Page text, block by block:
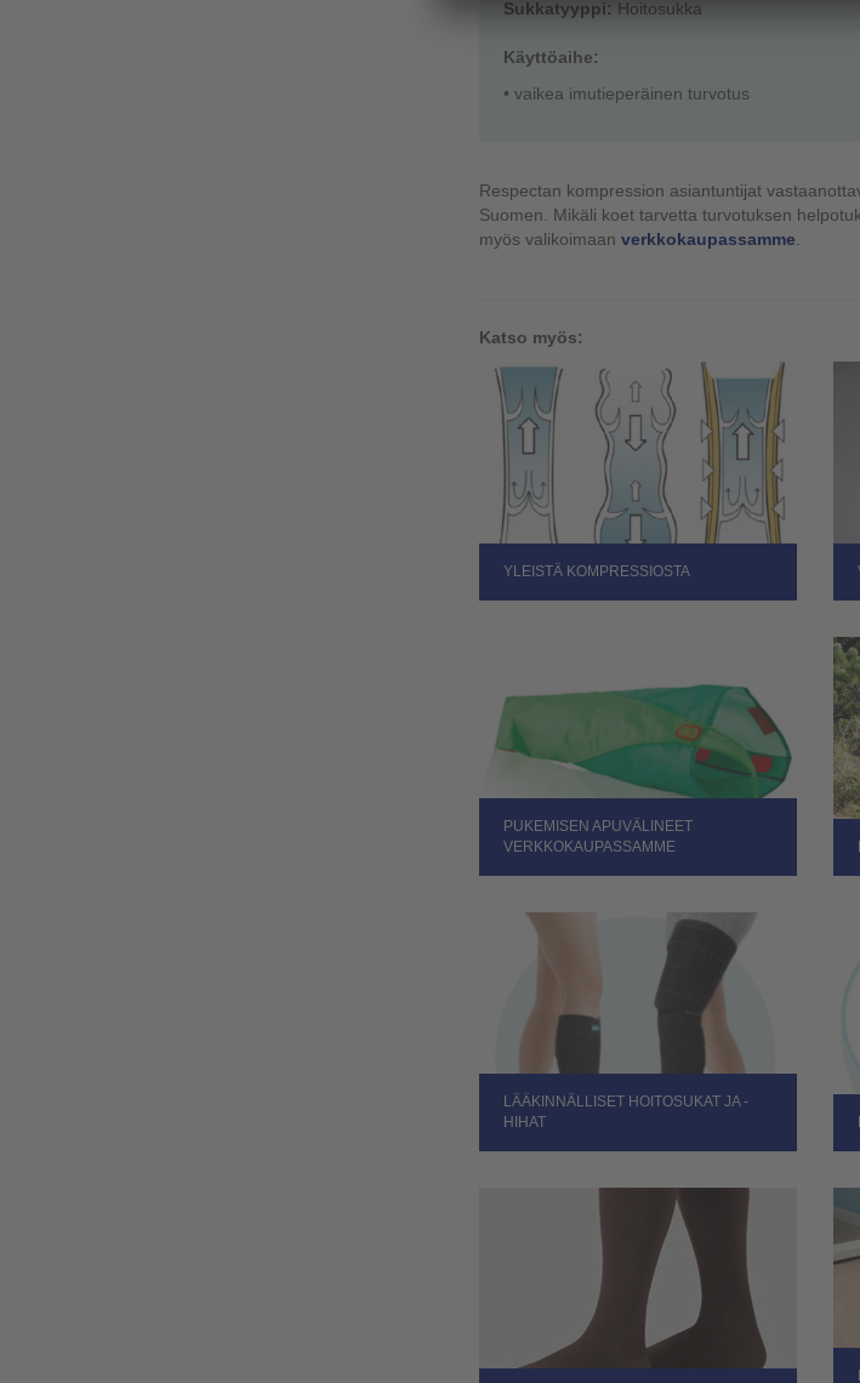
Sukkatyyppi: Hoitosukka
Käyttöaihe:
• vaikea imutieperäinen turvotus
Respectan kompression asiantuntijat
Suomen. Mikäli koet tarvetta turvotuksen
myös valikoimaan verkkokaupassamme
Katso myös:
YLEISTÄ KOMPRESSIOSTA
PUKEMISEN APUVÄLINEET
VERKKOKAUPASSAMME
LÄÄKINNÄLLISET HOITOSUKAT JA -
HIHAT